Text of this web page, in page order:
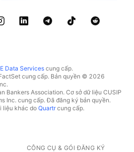
Data Services cung cấp.
cung cấp. Bản quyền © 2026
Bankers Association. Cơ sở dữ liệu CUSIP
Inc. cung cấp. Đã đăng ký bản quyền.
liệu khác do Quartrcung cấp.
CÔNG CỤ & GÓI ĐĂNG KÝ